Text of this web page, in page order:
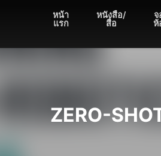
หน้า
แรก
หนังสือ/
สื่อ
จ
ห้
ZERO-